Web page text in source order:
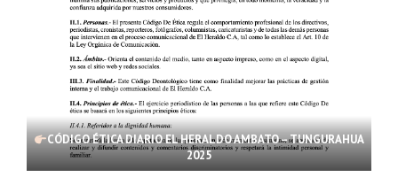
CÓDIGO ÉTICA DIARIO EL HERALDO AMBATO – TUNGURAHUA
2025